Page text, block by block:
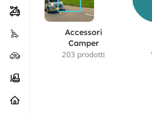
Accessori
Camper
203 prodotti